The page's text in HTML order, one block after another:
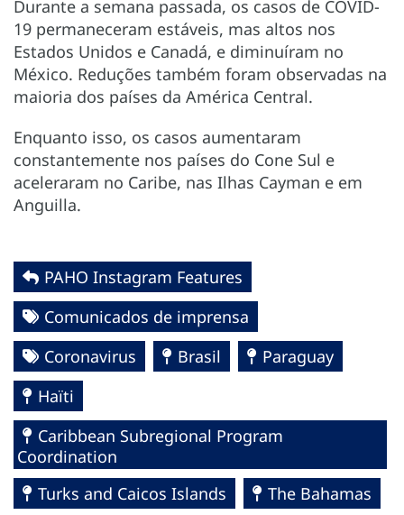
Durante a semana passada, os casos de COVID-
19 permaneceram estáveis, mas altos nos
Estados Unidos e Canadá, e diminuíram no
México. Reduções também foram observadas na
maioria dos países da América Central.
Enquanto isso, os casos aumentaram
constantemente nos países do Cone Sul e
aceleraram no Caribe, nas Ilhas Cayman e em
Anguilla.
PAHO Instagram Features
Comunicados de imprensa
Coronavirus
Brasil
Paraguay
Haïti
Caribbean Subregional Program
Coordination
Turks and Caicos Islands
The Bahamas